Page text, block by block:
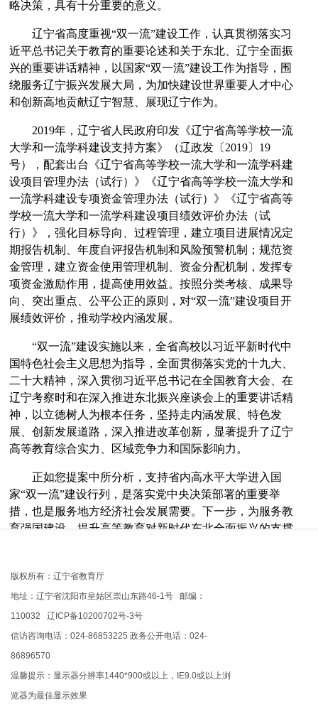
略决策，具有十分重要的意义。
辽宁省高度重视“双一流”建设工作，认真贯彻落实习
近平总书记关于教育的重要论述和关于东北、辽宁全面振
兴的重要讲话精神，以国家“双一流”建设工作为指导，围
绕服务辽宁振兴发展大局，为加快建设世界重要人才中心
和创新高地贡献辽宁智慧、展现辽宁作为。
2019年，辽宁省人民政府印发《辽宁省高等学校一流
大学和一流学科建设支持方案》（辽政发〔2019〕19
号），配套出台《辽宁省高等学校一流大学和一流学科建
设项目管理办法（试行）》《辽宁省高等学校一流大学和
一流学科建设专项资金管理办法（试行）》《辽宁省高等
学校一流大学和一流学科建设项目绩效评价办法（试
行）》，强化目标导向、过程管理，建立项目进展情况定
期报告机制、年度自评报告机制和风险预警机制；规范资
金管理，建立资金使用管理机制、资金分配机制，发挥专
项资金激励作用，提高使用效益。按照分类考核、成果导
向、突出重点、公平公正的原则，对“双一流”建设项目开
展绩效评价，推动学校内涵发展。
“双一流”建设实施以来，全省高校以习近平新时代中
国特色社会主义思想为指导，全面贯彻落实党的十九大、
二十大精神，深入贯彻习近平总书记在全国教育大会、在
辽宁考察时和在深入推进东北振兴座谈会上的重要讲话精
神，以立德树人为根本任务，坚持走内涵发展、特色发
展、创新发展道路，深入推进改革创新，显著提升了辽宁
高等教育综合实力、区域竞争力和国际影响力。
正如您提案中所分析，支持省内高水平大学进入国
家“双一流”建设行列，是落实党中央决策部署的重要举
措，也是服务地方经济社会发展需要。下一步，为服务教
育强国建设，提升高等教育对新时代东北全面振兴的支撑
等方面予以保障和投入，支持省内高水平大学争创一流。
2024年5月30日
版权所有：辽宁省教育厅
地址：辽宁省沈阳市皇姑区崇山东路46-1号 邮编：
110032 辽ICP备10200702号-3号
信访咨询电话：024-86853225 政务公开电话：024-
86896570
温馨提示：显示器分辨率1440*900或以上，IE9.0或以上浏
览器为最佳显示效果